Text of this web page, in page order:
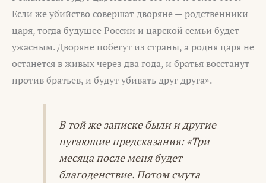
Если же убийство совершат дворяне — родственники
царя, тогда будущее России и царской семьи будет
ужасным. Дворяне побегут из страны, а родня царя не
останется в живых через два года, и братья восстанут
против братьев, и будут убивать друг друга».
В той же записке были и другие
пугающие предсказания: «Три
месяца после меня будет
благоденствие. Потом смута